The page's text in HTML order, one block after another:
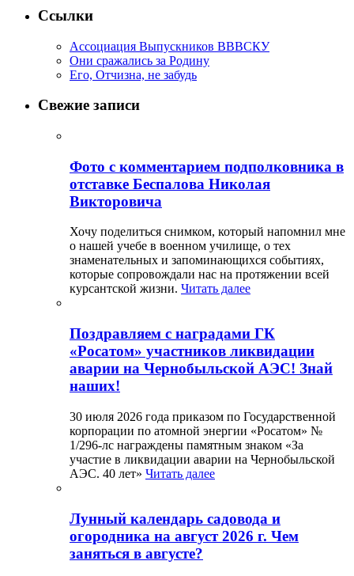
Ссылки
Ассоциация Выпускников ВВВСКУ
Они сражались за Родину
Его, Отчизна, не забудь
Свежие записи
Фото с комментарием подполковника в
отставке Беспалова Николая
Викторовича
Хочу поделиться снимком, который напомнил мне
о нашей учебе в военном училище, о тех
знаменательных и запоминающихся событиях,
которые сопровождали нас на протяжении всей
курсантской жизни. Читать далее
Поздравляем с наградами ГК
«Росатом» участников ликвидации
аварии на Чернобыльской АЭС! Знай
наших!
30 июля 2026 года приказом по Государственной
корпорации по атомной энергии «Росатом» №
1/296-лс награждены памятным знаком «За
участие в ликвидации аварии на Чернобыльской
АЭС. 40 лет» Читать далее
Лунный календарь садовода и
огородника на август 2026 г. Чем
заняться в августе?